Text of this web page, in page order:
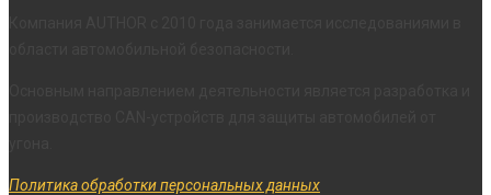
Политика обработки персональных данных